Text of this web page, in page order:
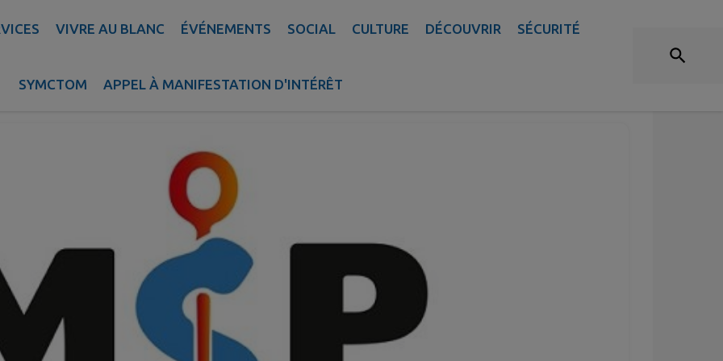
VIVRE AU BLANC ÉVÉNEMENTS SOCIAL CULTURE DÉCOUVRIR SÉCURITÉ
SYMCTOM APPEL À MANIFESTATION D'INTÉRÊT
(Orthoptiste)